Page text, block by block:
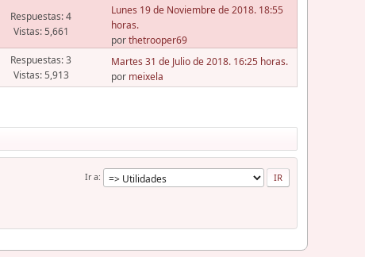
Respuestas: 4
Vistas: 5,661
Lunes 19 de Noviembre de 2018. 18:55
horas.
porthetrooper69
Respuestas: 3
Vistas: 5,913
Martes 31 de Julio de 2018. 16:25 horas.
por meixela
Ir a